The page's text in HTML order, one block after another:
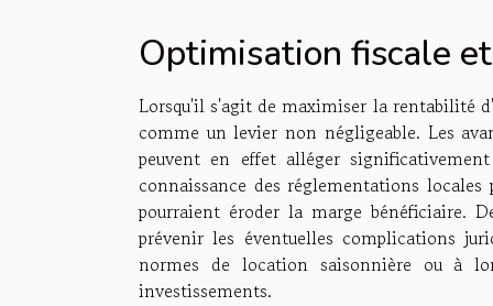
Optimisation fiscale
Lorsqu'il s'agit de maximiser la rentabilité
comme un levier non négligeable. Les
peuvent en effet alléger
connaissance des réglementations
pourraient éroder la marge bénéficiaire.
prévenir les éventuelles complications
normes de location saisonnière ou à
investissements.